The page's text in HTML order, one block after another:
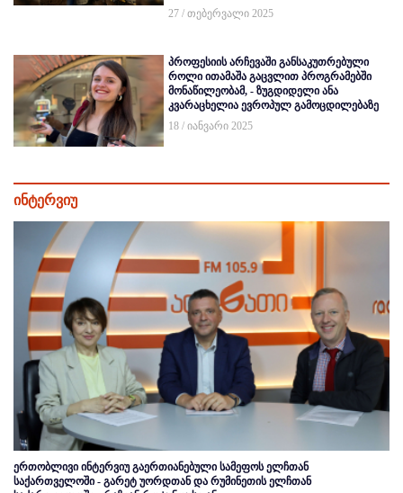
27 / თებერვალი 2025
პროფესიის არჩევაში განსაკუთრებული
როლი ითამაშა გაცვლით პროგრამებში
მონაწილეობამ, - ზუგდიდელი ანა
კვარაცხელია ევროპულ გამოცდილებაზე
18 / იანვარი 2025
ინტერვიუ
ერთობლივი ინტერვიუ გაერთიანებული სამეფოს ელჩთან
საქართველოში - გარეტ უორდთან და რუმინეთის ელჩთან